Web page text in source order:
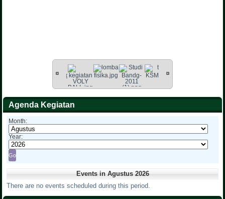
Agenda Kegiatan
Month:
Year:
Events in Agustus 2026
There are no events scheduled during this period.